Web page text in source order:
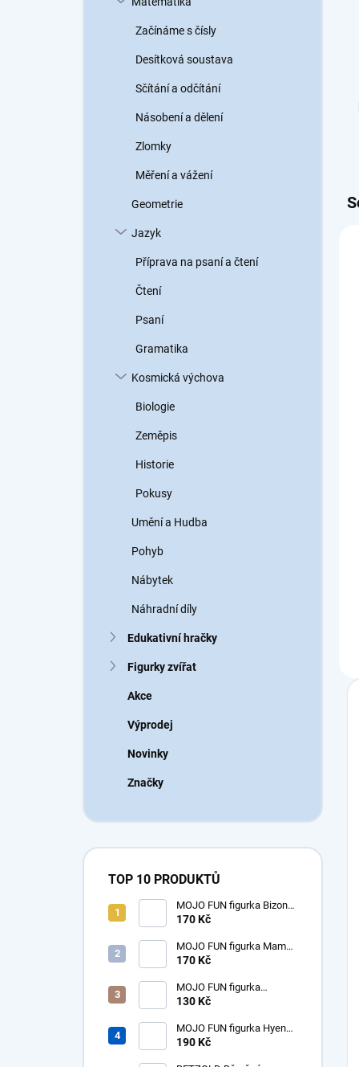
Začínáme s čísly
Desítková soustava
Sčítání a odčítání
Násobení a dělení
Zlomky
Měření a vážení
Geometrie
Jazyk
Příprava na psaní a čtení
Čtení
Psaní
Gramatika
Kosmická výchova
Biologie
Zeměpis
Historie
Pokusy
Umění a Hudba
Pohyb
Nábytek
Náhradní díly
Edukativní hračky
Figurky zvířat
Akce
Výprodej
Novinky
Značky
TOP 10 PRODUKTŮ
MOJO FUN figurka Bizon
americký samice
170 Kč
MOJO FUN figurka Mamut
mládě
170 Kč
MOJO FUN figurka
dinosaurus Tyrannosaurus
130 Kč
MOJO FUN figurka Hyena
prehistorická - Hyaenodon
190 Kč